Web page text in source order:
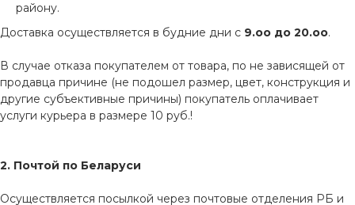
району.
Доставка осуществляется в будние дни с 9.оо до 20.оо.
В случае отказа покупателем от товара, по не зависящей от
продавца причине (не подошел размер, цвет, конструкция и
другие субъективные причины) покупатель оплачивает
услуги курьера в размере 10 руб.!
2. Почтой по Беларуси
Осуществляется посылкой через почтовые отделения РБ и